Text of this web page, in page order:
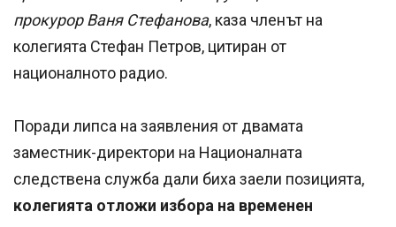
прокурор Ваня Стефанова, каза членът на
колегията Стефан Петров, цитиран от
националното радио.
Поради липса на заявления от двамата
заместник-директори на Националната
следствена служба дали биха заели позицията,
колегията отложи избора на временен